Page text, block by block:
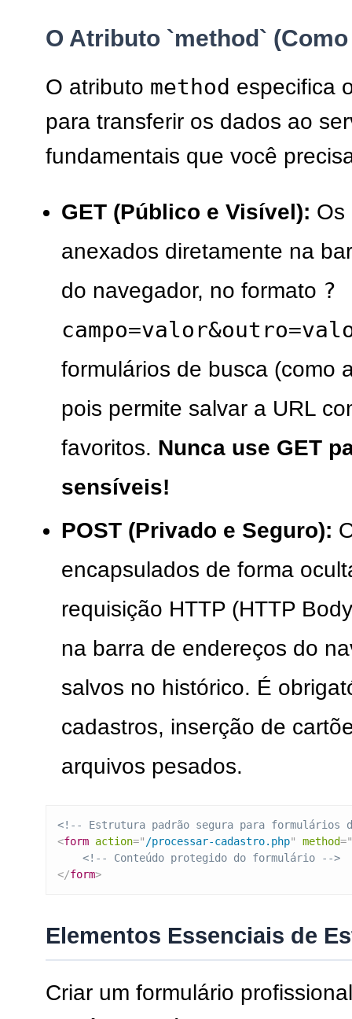
O Atributo `method`
O atributo method especifica
para transferir os dados ao
fundamentais que você
GET (Público e Visível): Os
anexados diretamente na
do navegador, no formato ?
formulários de busca (como
pois permite salvar a URL
favoritos. Nunca use GET
sensíveis!
POST (Privado e Seguro):
encapsulados de forma
requisição HTTP (HTTP
na barra de endereços do
salvos no histórico. É
cadastros, inserção de
arquivos pesados.
<!-- Estrutura padrão segura para formulários
<form action=" /processar-cadastro.php" method="
<!-- Conteúdo protegido do formulário -->
</form>
Elementos Essenciais de
Criar um formulário